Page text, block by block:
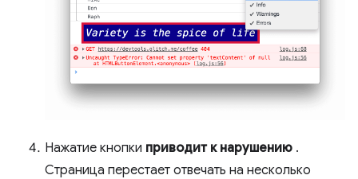
Нажатие кнопки приводит к нарушению .
Страница перестает отвечать на несколько